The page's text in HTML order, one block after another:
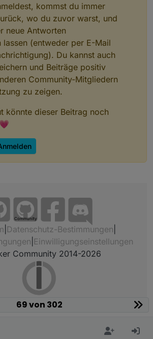
kommst du immer
wo du zuvor warst, und
neue Antworten
lassen (entweder per E-Mail
Du kannst auch
und Beiträge positiv
Community-Mitgliedern
zu zeigen.
könnte dieser Beitrag noch
Community
Datenschutz-Bestimmungen
Einwilligungseinstellungen
Community 2014-2026
69 von 302